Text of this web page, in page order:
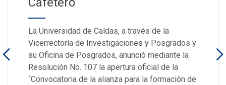
La Universidad de Caldas, a través de la
Vicerrectoría de Investigaciones y Posgrados y
su Oficina de Posgrados, anunció mediante la
Resolución No. 107 la apertura oficial de la
“Convocatoria de la alianza para la formación de